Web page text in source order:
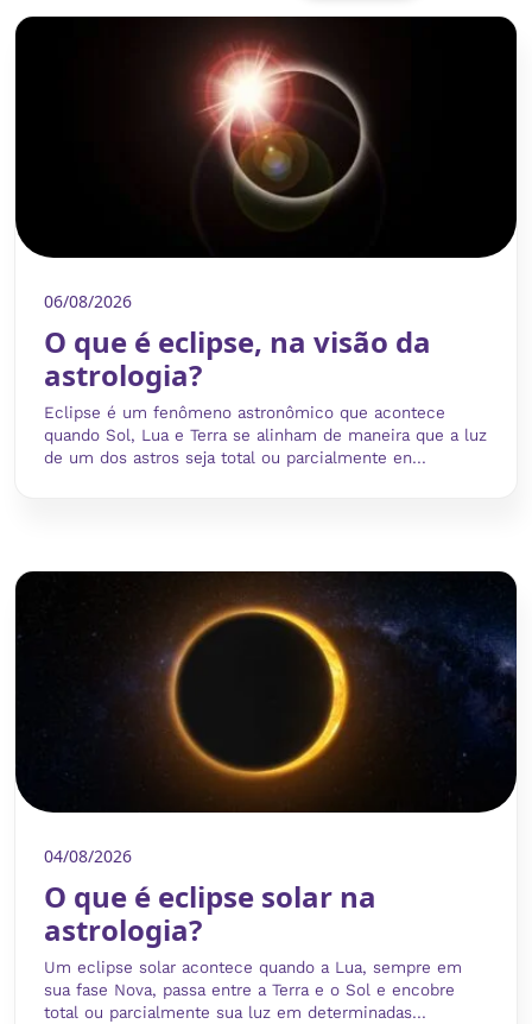
06/08/2026
O que é eclipse, na visão da
astrologia?
Eclipse é um fenômeno astronômico que acontece
quando Sol, Lua e Terra se alinham de maneira que a luz
de um dos astros seja total ou parcialmente en...
04/08/2026
O que é eclipse solar na
astrologia?
Um eclipse solar acontece quando a Lua, sempre em
sua fase Nova, passa entre a Terra e o Sol e encobre
total ou parcialmente sua luz em determinadas...